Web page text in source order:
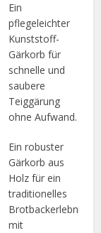
Ein
pflegeleichter
Kunststoff-
Gärkorb für
schnelle und
saubere
Teiggärung
ohne Aufwand.
Ein robuster
Gärkorb aus
Holz für ein
traditionelles
Brotbackerlebnis
mit